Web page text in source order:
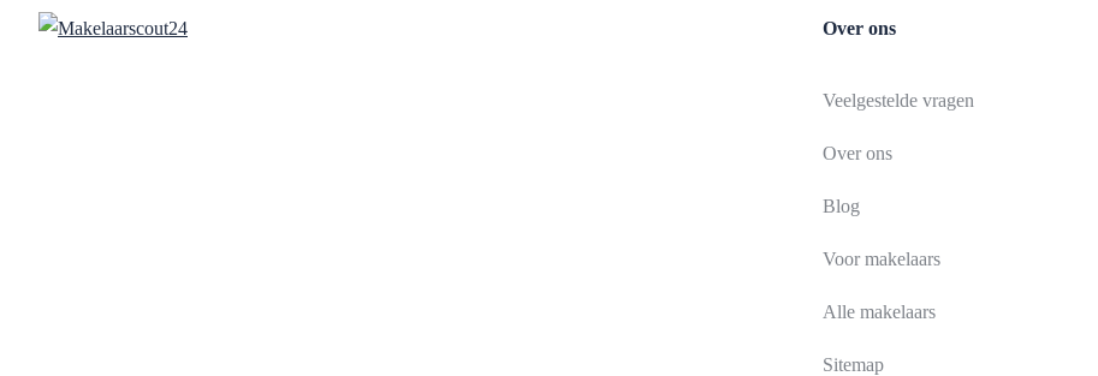
Over ons
Veelgestelde vragen
Over ons
Blog
Voor makelaars
Alle makelaars
Sitemap